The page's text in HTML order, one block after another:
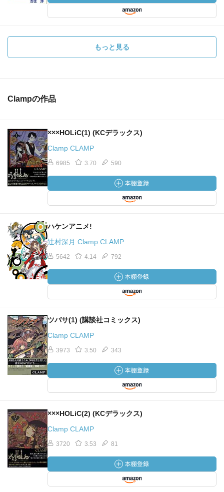
もっと見る
Clampの作品
×××HOLiC(1) (KCデラックス)
Clamp CLAMP
6985 3.70 590
ハケンアニメ!
辻村深月 Clamp CLAMP
5642 4.14 792
ツバサ(1) (講談社コミックス)
Clamp CLAMP
3973 3.50 343
×××HOLiC(2) (KCデラックス)
Clamp CLAMP
3720 3.53 81